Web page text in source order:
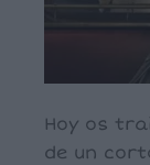
Hoy os
de un